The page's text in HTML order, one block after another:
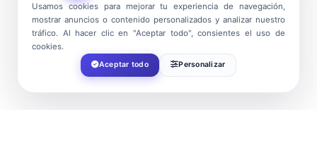
Usamos cookies para mejorar tu experiencia de navegación,
mostrar anuncios o contenido personalizados y analizar nuestro
tráfico. Al hacer clic en "Aceptar todo", consientes el uso de
cookies.
Aceptar todo Personalizar